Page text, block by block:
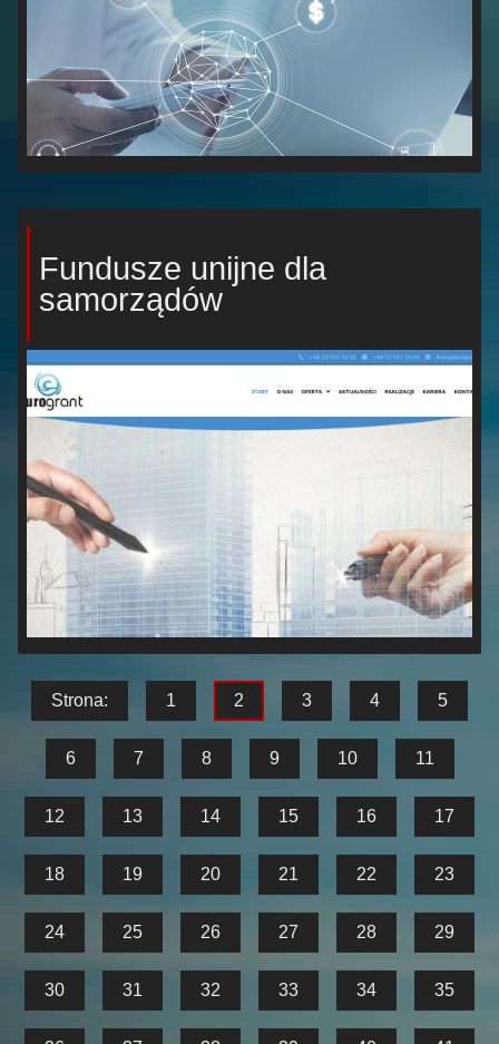
Fundusze unijne dla
samorządów
Strona: 1 2 3 4 5
6 7 8 9 10 11
12 13 14 15 16 17
18 19 20 21 22 23
24 25 26 27 28 29
30 31 32 33 34 35